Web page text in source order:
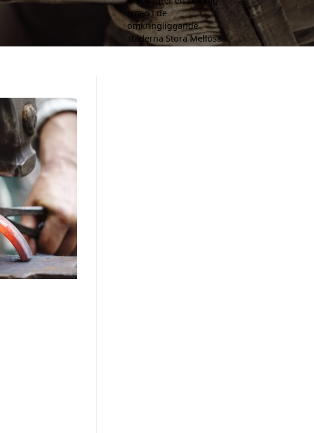
smed i de
omkringliggande
städerna Stora Mellösa